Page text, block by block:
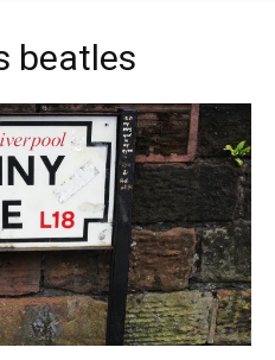
Thru
My
beatles